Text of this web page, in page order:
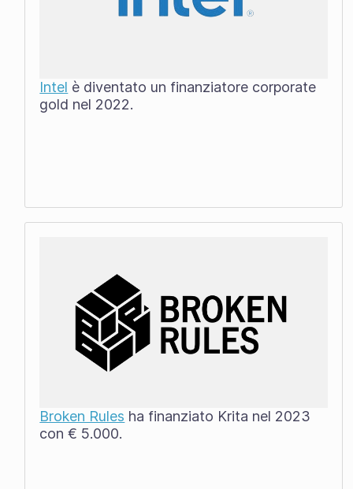
Intel è diventato un finanziatore corporate
gold nel 2022.
Broken Rules ha finanziato Krita nel 2023
con € 5.000.